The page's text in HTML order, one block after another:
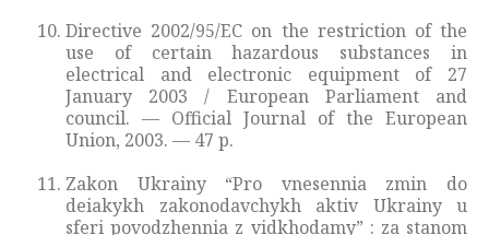
Directive 2002/95/EC on the restriction of the
use of certain hazardous substances in
electrical and electronic equipment of 27
January 2003 / European Parliament and
council. — Official Journal of the European
Union, 2003. — 47 p.
Zakon Ukrainy “Pro vnesennia zmin do
deiakykh zakonodavchykh aktiv Ukrainy u
sferi povodzhennia z vidkhodamy” : za stanom